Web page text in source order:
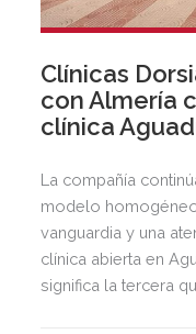
Clínicas
con Almería
clínica
La compañía
modelo
vanguardia y una
clínica abierta en
significa la tercera